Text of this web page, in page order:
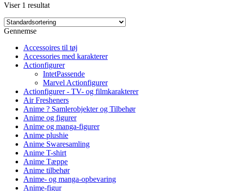
Viser 1 resultat
Gennemse
Accessoires til tøj
Accessories med karakterer
Actionfigurer
IntetPassende
Marvel Actionfigurer
Actionfigurer - TV- og filmkarakterer
Air Fresheners
Anime ? Samlerobjekter og Tilbehør
Anime og figurer
Anime og manga-figurer
Anime plushie
Anime Swaresamling
Anime T-shirt
Anime Tæppe
Anime tilbehør
Anime- og manga-opbevaring
Anime-figur